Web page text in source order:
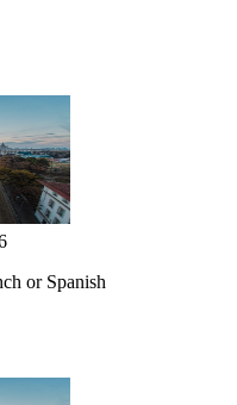
or Spanish